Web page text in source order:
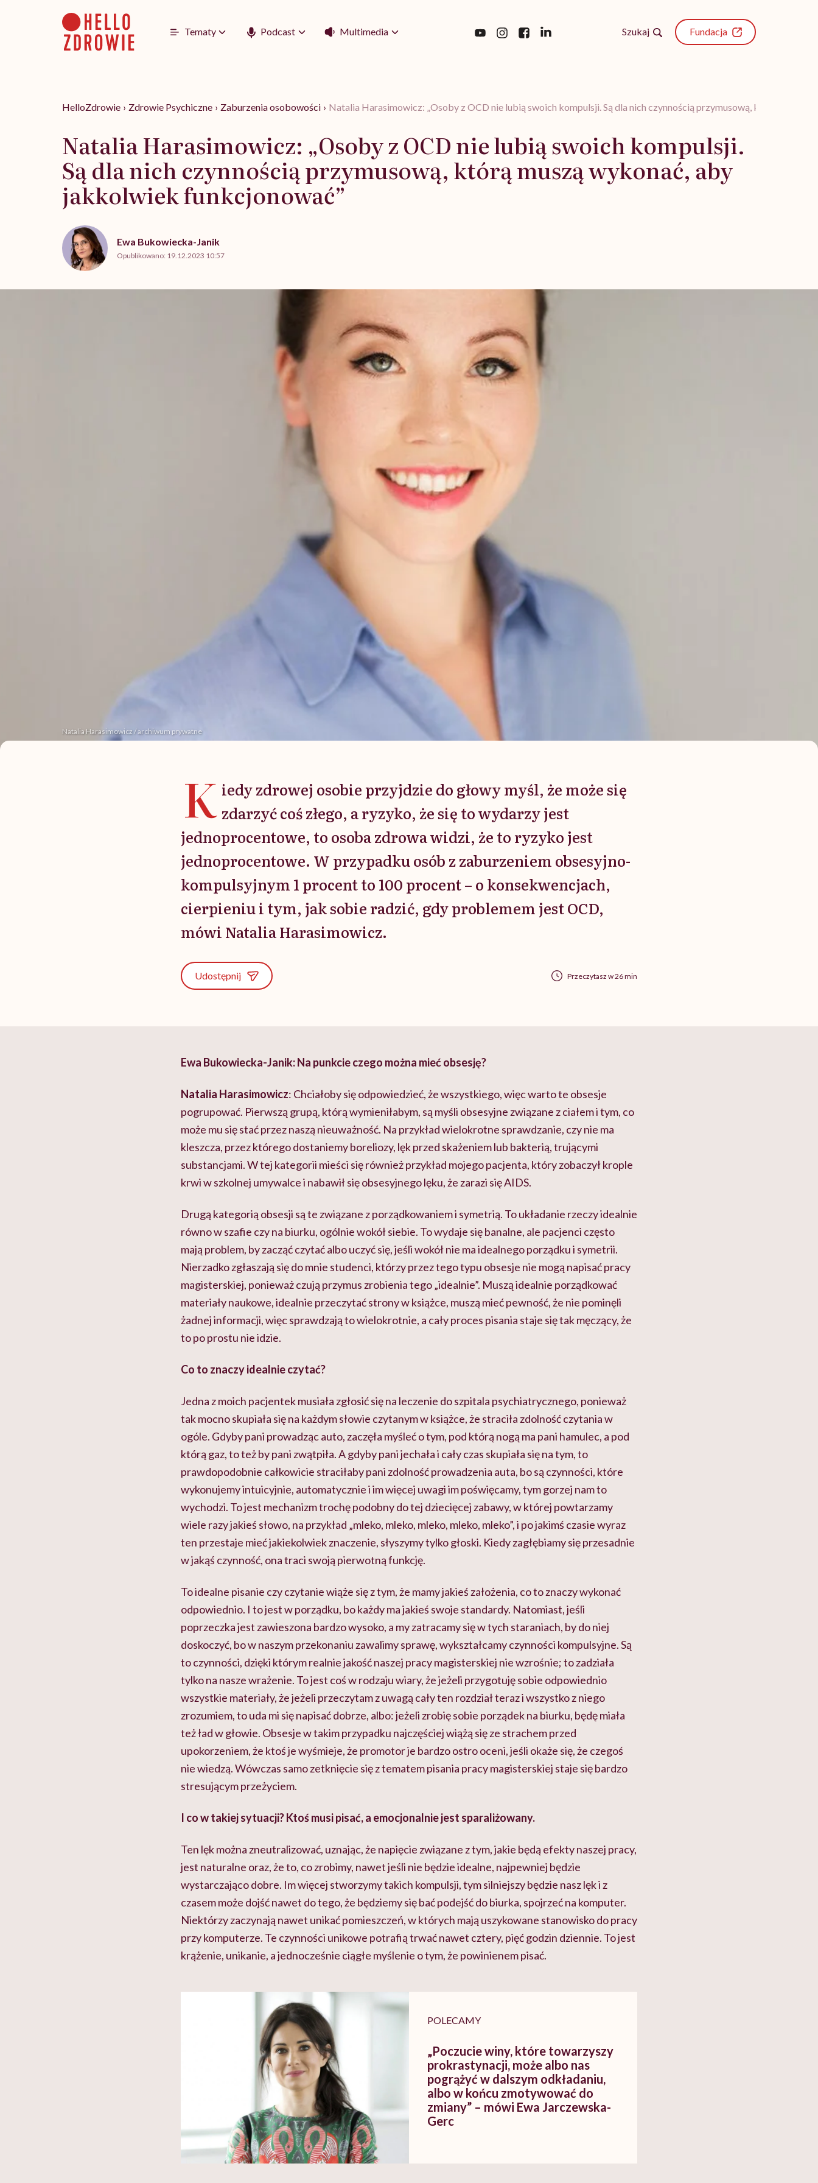
Tematy Podcast Multimedia Szukaj Fundacja
HelloZdrowie › Zdrowie Psychiczne › Zaburzenia osobowości › Natalia Harasimowicz: „Osoby z OCD nie lubią swoich kompulsji. Są dla nich czynnością przymusową, którą muszą
Natalia Harasimowicz: „Osoby z OCD nie lubią swoich kompulsji.
Są dla nich czynnością przymusową, którą muszą wykonać, aby
jakkolwiek funkcjonować”
Ewa Bukowiecka-Janik
Opublikowano: 19.12.2023 10:57
Natalia Harasimowicz / archiwum prywatne
K iedy zdrowej osobie przyjdzie do głowy myśl, że może się
zdarzyć coś złego, a ryzyko, że się to wydarzy jest
jednoprocentowe, to osoba zdrowa widzi, że to ryzyko jest
jednoprocentowe. W przypadku osób z zaburzeniem obsesyjno-
kompulsyjnym 1 procent to 100 procent – o konsekwencjach,
cierpieniu i tym, jak sobie radzić, gdy problemem jest OCD,
mówi Natalia Harasimowicz.
Udostępnij Przeczytasz w 26 min
Ewa Bukowiecka-Janik: Na punkcie czego można mieć obsesję?
Natalia Harasimowicz: Chciałoby się odpowiedzieć, że wszystkiego, więc warto te obsesje
pogrupować. Pierwszą grupą, którą wymieniłabym, są myśli obsesyjne związane z ciałem i tym, co
może mu się stać przez naszą nieuważność. Na przykład wielokrotne sprawdzanie, czy nie ma
kleszcza, przez którego dostaniemy boreliozy, lęk przed skażeniem lub bakterią, trującymi
substancjami. W tej kategorii mieści się również przykład mojego pacjenta, który zobaczył krople
krwi w szkolnej umywalce i nabawił się obsesyjnego lęku, że zarazi się AIDS.
Drugą kategorią obsesji są te związane z porządkowaniem i symetrią. To układanie rzeczy idealnie
równo w szafie czy na biurku, ogólnie wokół siebie. To wydaje się banalne, ale pacjenci często
mają problem, by zacząć czytać albo uczyć się, jeśli wokół nie ma idealnego porządku i symetrii.
Nierzadko zgłaszają się do mnie studenci, którzy przez tego typu obsesje nie mogą napisać pracy
magisterskiej, ponieważ czują przymus zrobienia tego „idealnie”. Muszą idealnie porządkować
materiały naukowe, idealnie przeczytać strony w książce, muszą mieć pewność, że nie pominęli
żadnej informacji, więc sprawdzają to wielokrotnie, a cały proces pisania staje się tak męczący, że
to po prostu nie idzie.
Co to znaczy idealnie czytać?
Jedna z moich pacjentek musiała zgłosić się na leczenie do szpitala psychiatrycznego, ponieważ
tak mocno skupiała się na każdym słowie czytanym w książce, że straciła zdolność czytania w
ogóle. Gdyby pani prowadząc auto, zaczęła myśleć o tym, pod którą nogą ma pani hamulec, a pod
którą gaz, to też by pani zwątpiła. A gdyby pani jechała i cały czas skupiała się na tym, to
prawdopodobnie całkowicie straciłaby pani zdolność prowadzenia auta, bo są czynności, które
wykonujemy intuicyjnie, automatycznie i im więcej uwagi im poświęcamy, tym gorzej nam to
wychodzi. To jest mechanizm trochę podobny do tej dziecięcej zabawy, w której powtarzamy
wiele razy jakieś słowo, na przykład „mleko, mleko, mleko, mleko, mleko”, i po jakimś czasie wyraz
ten przestaje mieć jakiekolwiek znaczenie, słyszymy tylko głoski. Kiedy zagłębiamy się przesadnie
w jakąś czynność, ona traci swoją pierwotną funkcję.
To idealne pisanie czy czytanie wiąże się z tym, że mamy jakieś założenia, co to znaczy wykonać
odpowiednio. I to jest w porządku, bo każdy ma jakieś swoje standardy. Natomiast, jeśli
poprzeczka jest zawieszona bardzo wysoko, a my zatracamy się w tych staraniach, by do niej
doskoczyć, bo w naszym przekonaniu zawalimy sprawę, wykształcamy czynności kompulsyjne. Są
to czynności, dzięki którym realnie jakość naszej pracy magisterskiej nie wzrośnie; to zadziała
tylko na nasze wrażenie. To jest coś w rodzaju wiary, że jeżeli przygotuję sobie odpowiednio
wszystkie materiały, że jeżeli przeczytam z uwagą cały ten rozdział teraz i wszystko z niego
zrozumiem, to uda mi się napisać dobrze, albo: jeżeli zrobię sobie porządek na biurku, będę miała
też ład w głowie. Obsesje w takim przypadku najczęściej wiążą się ze strachem przed
upokorzeniem, że ktoś je wyśmieje, że promotor je bardzo ostro oceni, jeśli okaże się, że czegoś
nie wiedzą. Wówczas samo zetknięcie się z tematem pisania pracy magisterskiej staje się bardzo
stresującym przeżyciem.
I co w takiej sytuacji? Ktoś musi pisać, a emocjonalnie jest sparaliżowany.
Ten lęk można zneutralizować, uznając, że napięcie związane z tym, jakie będą efekty naszej pracy,
jest naturalne oraz, że to, co zrobimy, nawet jeśli nie będzie idealne, najpewniej będzie
wystarczająco dobre. Im więcej stworzymy takich kompulsji, tym silniejszy będzie nasz lęk i z
czasem może dojść nawet do tego, że będziemy się bać podejść do biurka, spojrzeć na komputer.
Niektórzy zaczynają nawet unikać pomieszczeń, w których mają uszykowane stanowisko do pracy
przy komputerze. Te czynności unikowe potrafią trwać nawet cztery, pięć godzin dziennie. To jest
krążenie, unikanie, a jednocześnie ciągłe myślenie o tym, że powinienem pisać.
POLECAMY
„Poczucie winy, które towarzyszy
prokrastynacji, może albo nas
pogrążyć w dalszym odkładaniu,
albo w końcu zmotywować do
zmiany” – mówi Ewa Jarczewska-
Gerc